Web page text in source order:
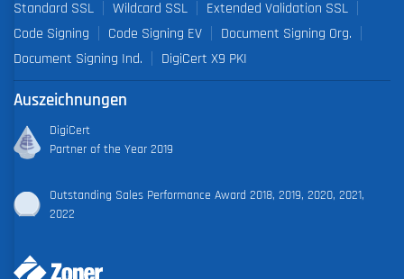
Standard SSL Wildcard SSL
Extended Validation SSL
Code Signing
Code Signing EV
Document Signing Org.
Document Signing Ind.
DigiCert X9 PKI
Auszeichnungen
DigiCert
Partner of the Year 2019
Outstanding Sales Performance Award 2018, 2019, 2020, 2021,
2022